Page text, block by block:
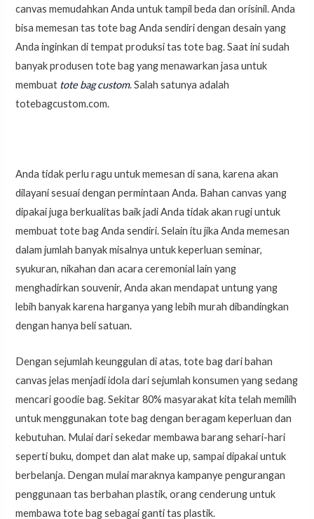
canvas memudahkan Anda untuk tampil beda dan orisinil. Anda
bisa memesan tas tote bag Anda sendiri dengan desain yang
Anda inginkan di tempat produksi tas tote bag. Saat ini sudah
banyak produsen tote bag yang menawarkan jasa untuk
membuat tote bag custom. Salah satunya adalah
totebagcustom.com.
Anda tidak perlu ragu untuk memesan di sana, karena akan
dilayani sesuai dengan permintaan Anda. Bahan canvas yang
dipakai juga berkualitas baik jadi Anda tidak akan rugi untuk
membuat tote bag Anda sendiri. Selain itu jika Anda memesan
dalam jumlah banyak misalnya untuk keperluan seminar,
syukuran, nikahan dan acara ceremonial lain yang
menghadirkan souvenir, Anda akan mendapat untung yang
lebih banyak karena harganya yang lebih murah dibandingkan
dengan hanya beli satuan.
Dengan sejumlah keunggulan di atas, tote bag dari bahan
canvas jelas menjadi idola dari sejumlah konsumen yang sedang
mencari goodie bag. Sekitar 80% masyarakat kita telah memilih
untuk menggunakan tote bag dengan beragam keperluan dan
kebutuhan. Mulai dari sekedar membawa barang sehari-hari
seperti buku, dompet dan alat make up, sampai dipakai untuk
berbelanja. Dengan mulai maraknya kampanye pengurangan
penggunaan tas berbahan plastik, orang cenderung untuk
membawa tote bag sebagai ganti tas plastik.